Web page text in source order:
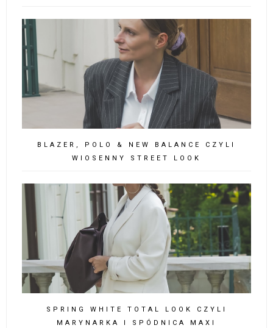
BLAZER, POLO & NEW BALANCE CZYLI
WIOSENNY STREET LOOK
SPRING WHITE TOTAL LOOK CZYLI
MARYNARKA I SPÓDNICA MAXI